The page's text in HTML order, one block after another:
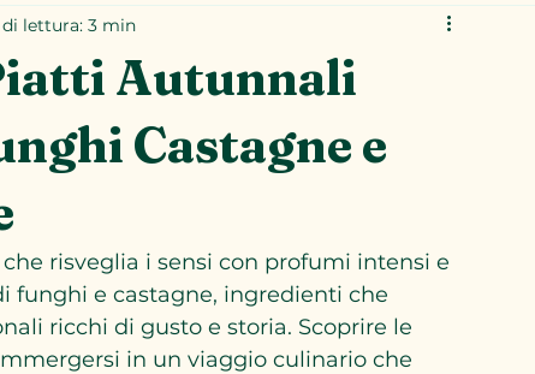
Autunnali
Castagne e
di lettura: 3 min
risveglia i sensi con profumi intensi e
funghi e castagne, ingredienti che
ricchi di gusto e storia. Scoprire le
in un viaggio culinario che